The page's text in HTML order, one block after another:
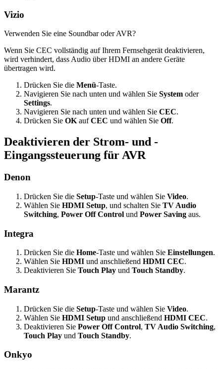
Vizio
Verwenden Sie eine Soundbar oder AVR?
Wenn Sie CEC vollständig auf Ihrem Fernsehgerät deaktivieren,
wird verhindert, dass Audio über HDMI an andere Geräte
übertragen wird.
Drücken Sie die Menü-Taste.
Navigieren Sie nach unten und wählen Sie System oder
Settings.
Navigieren Sie nach unten und wählen Sie CEC.
Drücken Sie OK aufCEC und wählen Sie Off.
Deaktivieren der Strom- und -
Eingangssteuerung für AVR
Denon
Drücken Sie die Setup-Taste und wählen Sie Video.
Wählen Sie HDMI Setup, und schalten Sie TV Audio
Switching, Power Off Control und Power Saving aus.
Integra
Drücken Sie die Home-Taste und wählen Sie Einstellungen.
Wählen Sie HDMI und anschließend HDMI CEC.
Deaktivieren Sie Touch Play und Touch Standby.
Marantz
Drücken Sie die Setup-Taste und wählen Sie Video.
Wählen Sie HDMI Setup und anschließend HDMI CEC.
Deaktivieren Sie Power Off Control, TV Audio Switching,
Touch Play und Touch Standby.
Onkyo